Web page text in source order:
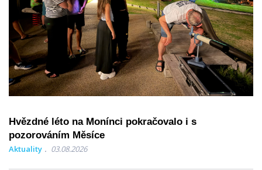
Hvězdné léto na Monínci pokračovalo i s
pozorováním Měsíce
Aktuality 03.08.2026